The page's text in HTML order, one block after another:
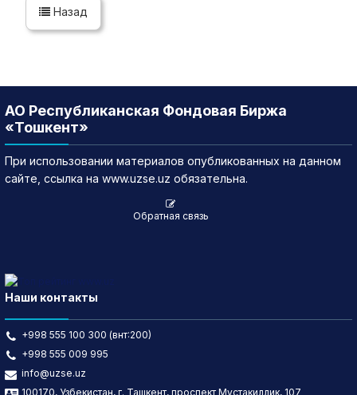
Назад
АО Республиканская Фондовая Биржа
«Тошкент»
При использовании материалов опубликованных на данном
сайте, ссылка на www.uzse.uz обязательна.
Обратная связь
Наши контакты
+998 555 100 300 (внт:200)
+998 555 009 995
info@uzse.uz
100170, Узбекистан, г. Ташкент, проспект Мустакиллик, 107